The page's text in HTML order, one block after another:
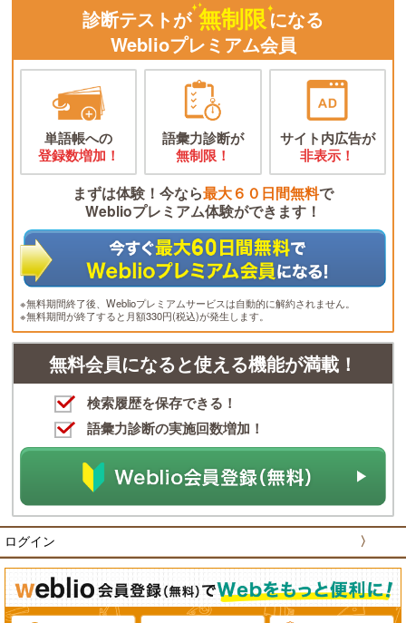
診断テストが 無制限になる
Weblioプレミアム会員
単語帳への
登録数増加！
語彙力診断が
無制限！
サイト内広告が
非表示！
まずは体験！今なら最大６０日間無料で
Weblioプレミアム体験ができます！
※無料期間終了後、Weblioプレミアムサービスは自動的に解約されません。
※無料期間が終了すると月額330円(税込)が発生します。
無料会員になると使える機能が満載！
検索履歴を保存できる！
語彙力診断の実施回数増加！
ログイン 〉